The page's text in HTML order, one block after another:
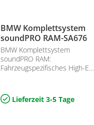
BMW Komplettsystem
soundPRO RAM-SA676
BMW Komplettsystem
soundPRO RAM:
Fahrzeugspezifisches High-End
Werk verbauten RAM Modul
Lieferzeit 3-5 Tage